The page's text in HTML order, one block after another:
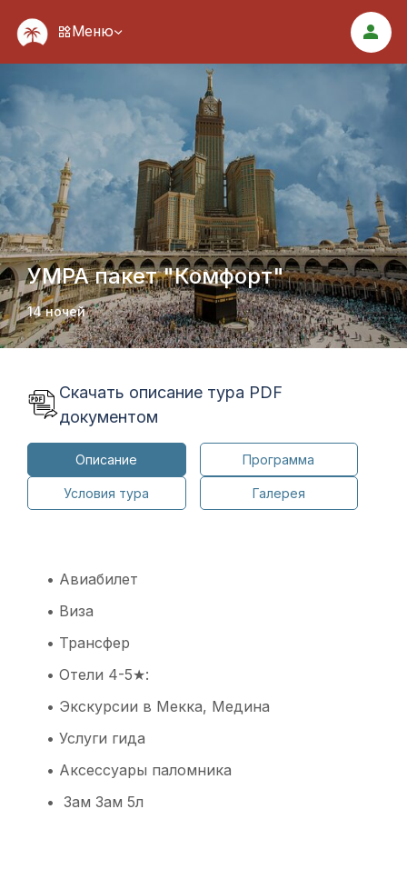
Меню
УМРА пакет "Комфорт"
14 ночей
Скачать описание тура PDF
документом
Описание Программа
Условия тура Галерея
• Авиабилет
• Виза
• Трансфер
• Отели 4-5★:
• Экскурсии в Мекка, Медина
• Услуги гида
• Аксессуары паломника
• Зам Зам 5л